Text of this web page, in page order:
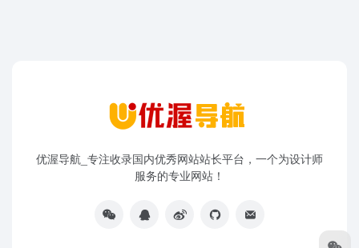
优渥导航_专注收录国内优秀网站站长平台，一个为设计师
服务的专业网站！